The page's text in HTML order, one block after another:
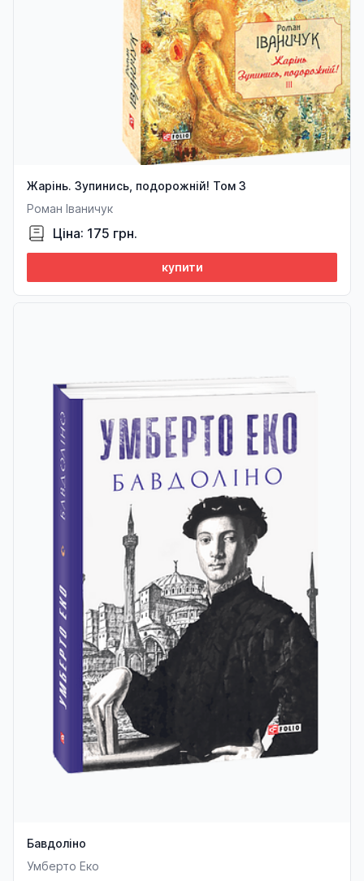
Жарінь. Зупинись, подорожній! Том 3
Роман Іваничук
Ціна: 175 грн.
купити
Бавдоліно
Умберто Еко